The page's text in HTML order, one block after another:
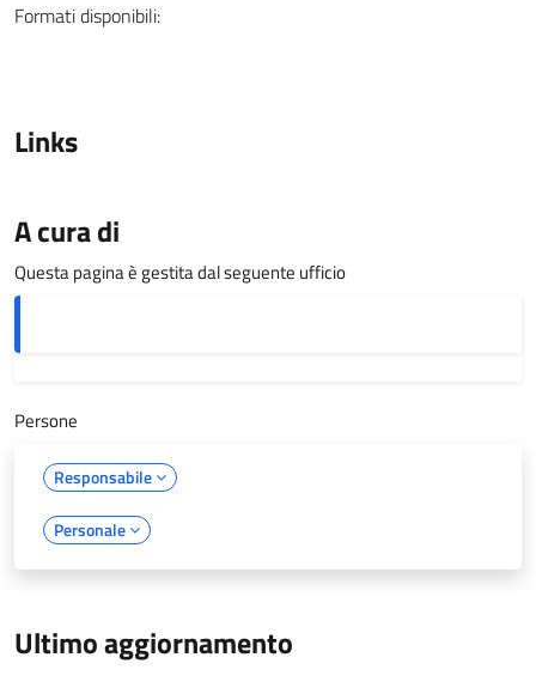
Formati disponibili:
Links
A cura di
Questa pagina è gestita dal seguente ufficio
Persone
Responsabile
Personale
Ultimo aggiornamento